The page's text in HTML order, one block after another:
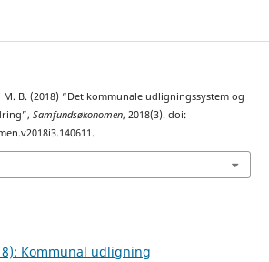
M. B. (2018) “Det kommunale udligningssystem og
Samfundsøkonomen, 2018(3). doi:
Kommunal udligning